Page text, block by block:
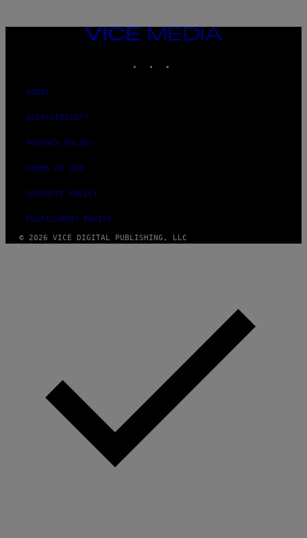
VICE
ABOUT
ACCESSIBILITY
PRIVACY POLICY
TERMS OF USE
SECURITY POLICY
FULFILLMENT POLICY
© 2026 VICE DIGITAL PUBLISHING, LLC